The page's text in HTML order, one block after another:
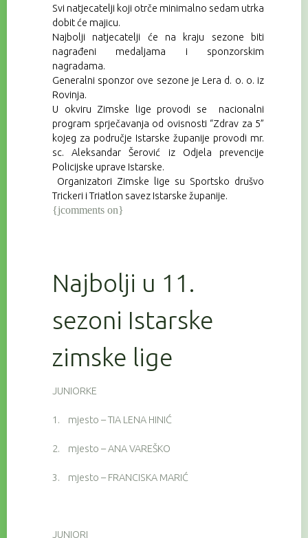
Svi natjecatelji koji otrče minimalno sedam utrka
dobit će majicu.
Najbolji natjecatelji će na kraju sezone biti
nagrađeni medaljama i sponzorskim
nagradama.
Generalni sponzor ove sezone je Lera d. o. o. iz
Rovinja.
U okviru Zimske lige provodi se nacionalni
program sprječavanja od ovisnosti “Zdrav za 5”
kojeg za područje Istarske županije provodi mr.
sc. Aleksandar Šerović iz Odjela prevencije
Policijske uprave Istarske.
Organizatori Zimske lige su Sportsko drušvo
Trickeri i Triatlon savez Istarske županije.
{jcomments on}
Najbolji u 11.
sezoni Istarske
zimske lige
JUNIORKE
1. mjesto – TIA LENA HINIĆ
2. mjesto – ANA VAREŠKO
3. mjesto – FRANCISKA MARIĆ
JUNIORI